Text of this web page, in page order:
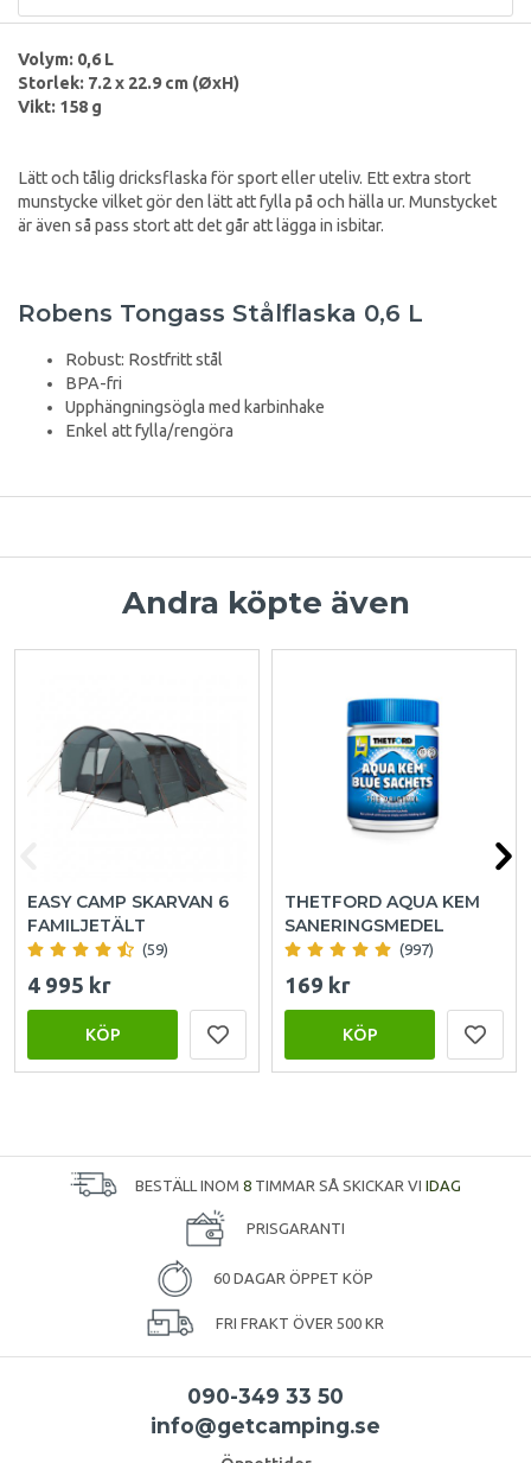
Volym: 0,6 L
Storlek: 7.2 x 22.9 cm (ØxH)
Vikt: 158 g
Lätt och tålig dricksflaska för sport eller uteliv. Ett extra stort
munstycke vilket gör den lätt att fylla på och hälla ur. Munstycket
är även så pass stort att det går att lägga in isbitar.
Robens Tongass Stålflaska 0,6 L
Robust: Rostfritt stål
BPA-fri
Upphängningsögla med karbinhake
Enkel att fylla/rengöra
Andra köpte även
EASY CAMP SKARVAN 6
FAMILJETÄLT
(59)
4 995 kr
KÖP
THETFORD AQUA KEM
SANERINGSMEDEL
(997)
169 kr
KÖP
BESTÄLL INOM 8 TIMMAR SÅ SKICKAR VI IDAG
PRISGARANTI
60 DAGAR ÖPPET KÖP
FRI FRAKT ÖVER 500 KR
090-349 33 50
info@getcamping.se